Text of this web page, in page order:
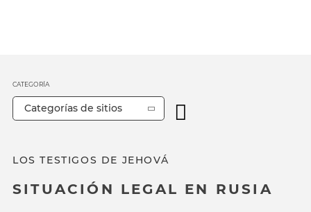
LOS TESTIGOS DE JEHOVÁ
SITUACIÓN LEGAL EN RUSIA
CATEGORÍA
Categorías de sitios